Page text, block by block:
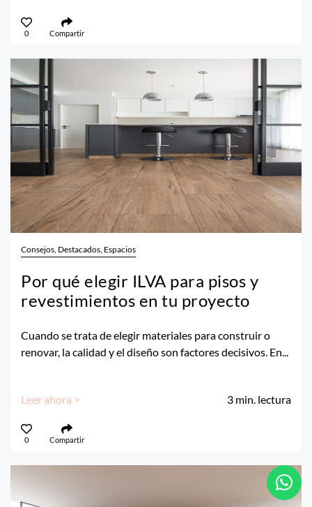
0 Compartir
Consejos, Destacados, Espacios
Por qué elegir ILVA para pisos y
revestimientos en tu proyecto
Cuando se trata de elegir materiales para construir o
renovar, la calidad y el diseño son factores decisivos. En...
Leer ahora > 3 min. lectura
0 Compartir